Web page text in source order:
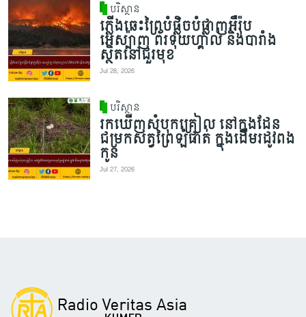
បរិស្ថាន
ភ្លើងឆេះព្រៃបំផ្លិចបំផ្លាញអឺរ៉ុប
អេស្ប៉ាញ ព័រទុយហ្គាល់ និងបារាំង
ស្ថិតនៅជួរមុខ
Jul 28, 2026
បរិស្ថាន
រកឃើញសំបុកគ្រៀល នៅក្នុងដែន
ជម្រកសត្វព្រៃឡំផាត់ ក្នុងដើមរដូវពង
កូន
Jul 27, 2026